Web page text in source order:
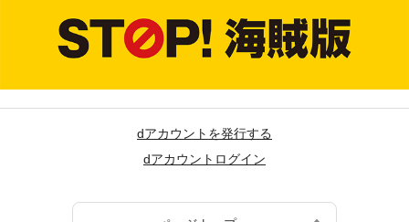
dアカウントを発行する
dアカウントログイン